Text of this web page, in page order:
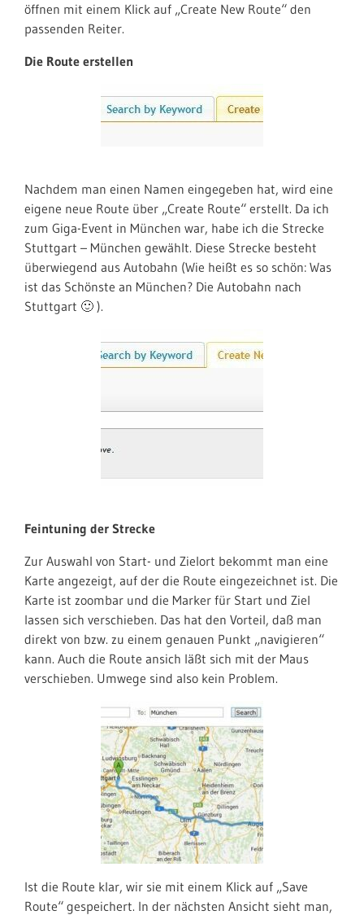
öffnen mit einem Klick auf „Create New Route“ den
passenden Reiter.
Die Route erstellen
Nachdem man einen Namen eingegeben hat, wird eine
eigene neue Route über „Create Route“ erstellt. Da ich
zum Giga-Event in München war, habe ich die Strecke
Stuttgart – München gewählt. Diese Strecke besteht
überwiegend aus Autobahn (Wie heißt es so schön: Was
ist das Schönste an München? Die Autobahn nach
Stuttgart 🙂 ).
Feintuning der Strecke
Zur Auswahl von Start- und Zielort bekommt man eine
Karte angezeigt, auf der die Route eingezeichnet ist. Die
Karte ist zoombar und die Marker für Start und Ziel
lassen sich verschieben. Das hat den Vorteil, daß man
direkt von bzw. zu einem genauen Punkt „navigieren“
kann. Auch die Route ansich läßt sich mit der Maus
verschieben. Umwege sind also kein Problem.
Ist die Route klar, wir sie mit einem Klick auf „Save
Route“ gespeichert. In der nächsten Ansicht sieht man,